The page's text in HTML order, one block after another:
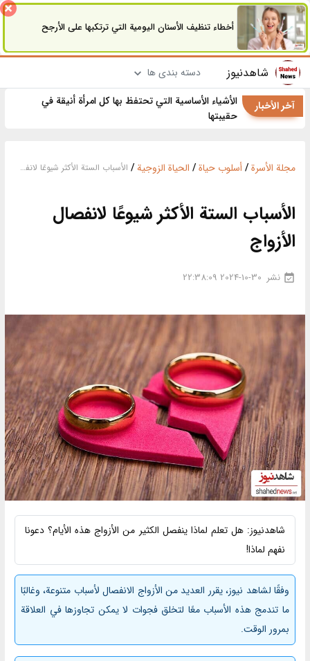
أخطاء تنظيف الأسنان اليومية التي ترتكبها على الأرجح
شاهدنیوز دسته بندی ها
آخر الأخبار
الأشياء الأساسية التي تحتفظ بها كل امرأة أنيقة في
حقيبتها
مجلة الأسرة/أسلوب حياة/ الحياة الزوجية/ الأسباب الستة الأكثر شيوعًا لانفصال الأزواج
الأسباب الستة الأكثر شيوعًا لانفصال
الأزواج
نشر 2024-10-30 22:38:09
شاهدنیوز: هل تعلم لماذا ينفصل الكثير من الأزواج هذه الأيام؟ دعونا
نفهم لماذا!
وفقًا لشاهد نيوز، يقرر العديد من الأزواج الانفصال لأسباب متنوعة، وغالبًا
ما تندمج هذه الأسباب معًا لتخلق فجوات لا يمكن تجاوزها في العلاقة
بمرور الوقت.